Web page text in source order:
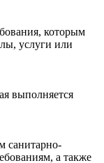
которым
услуги или
выполняется
санитарно-
а также